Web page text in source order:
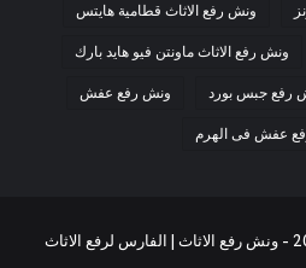
ونش رفع الاثاث قطامية هايتس
ونش رفع الاثاث ماونتن فيو هايد بارك
رفع جبس بورد ونش رفع عفش
عفش فى الهرم
جميع الحقوق محفوظة © 2023 - ونش رفع الاثاث | الفارس لرفع الاثاث